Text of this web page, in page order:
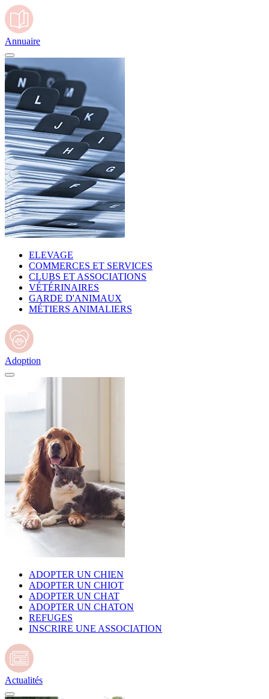
Annuaire
ELEVAGE
COMMERCES ET SERVICES
CLUBS ET ASSOCIATIONS
VÉTÉRINAIRES
GARDE D'ANIMAUX
MÉTIERS ANIMALIERS
Adoption
ADOPTER UN CHIEN
ADOPTER UN CHIOT
ADOPTER UN CHAT
ADOPTER UN CHATON
REFUGES
INSCRIRE UNE ASSOCIATION
Actualités